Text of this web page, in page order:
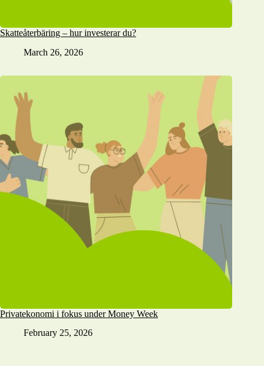
Skatteåterbäring – hur investerar du?
March 26, 2026
Privatekonomi i fokus under Money Week
February 25, 2026